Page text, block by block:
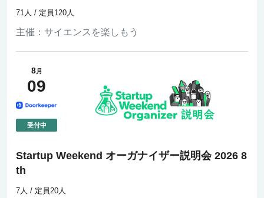
主催： サイエンスを楽しもう
71人 / 定員120人
8月
09
Startup Weekend オーガナイザー説明会 2026 8
th
7人 / 定員20人